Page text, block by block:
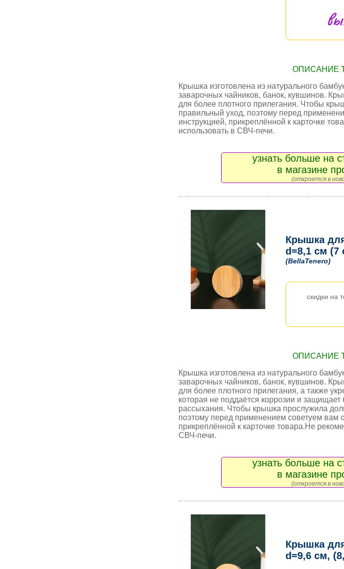
ОПИСАНИЕ
Крышка изготовлена из натурального
заварочных чайников, банок, кувшинов.
для более плотного прилегания. Чтобы
правильный уход, поэтому перед
инструкцией, прикреплённой к карточке
использовать в СВЧ-печи.
узнать больше на
в магазине
(откроется в
Крышка
d=8,1 см (7
(BellaTenero)
скидки на
ОПИСАНИЕ
Крышка изготовлена из натурального
заварочных чайников, банок, кувшинов.
для более плотного прилегания, а также
которая не поддаётся коррозии и
рассыхания. Чтобы крышка прослужила
поэтому перед применением советуем вам
прикреплённой к карточке товара.Не
СВЧ-печи.
узнать больше на
в магазине
(откроется в
Крышка
d=9,6 см,